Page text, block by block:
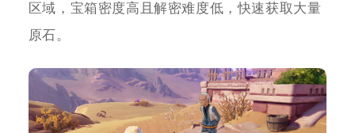
区域，宝箱密度高且解密难度低，快速获取大量
原石。